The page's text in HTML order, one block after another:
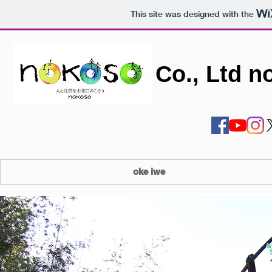
This site was designed with the
Co., Ltd
oke iwe